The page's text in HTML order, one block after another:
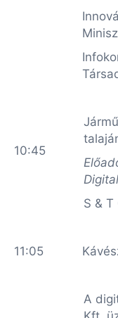
10:45
S &
11:05
A